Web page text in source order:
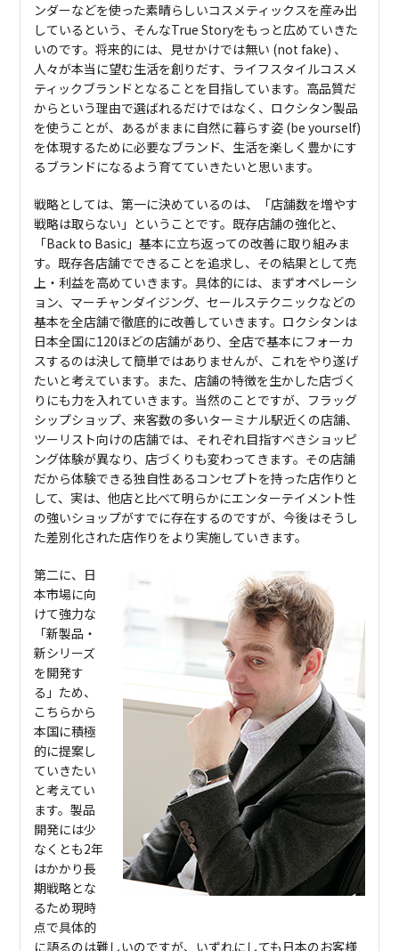
ンダーなどを使った素晴らしいコスメティックスを産み出
しているという、そんなTrue Storyをもっと広めていきた
いのです。将来的には、見せかけでは無い (not fake) 、
人々が本当に望む生活を創りだす、ライフスタイルコスメ
ティックブランドとなることを目指しています。高品質だ
からという理由で選ばれるだけではなく、ロクシタン製品
を使うことが、あるがままに自然に暮らす姿 (be yourself)
を体現するために必要なブランド、生活を楽しく豊かにす
るブランドになるよう育てていきたいと思います。
戦略としては、第一に決めているのは、「店舗数を増やす
戦略は取らない」ということです。既存店舗の強化と、
「Back to Basic」基本に立ち返っての改善に取り組みま
す。既存各店舗でできることを追求し、その結果として売
上・利益を高めていきます。具体的には、まずオペレーシ
ョン、マーチャンダイジング、セールステクニックなどの
基本を全店舗で徹底的に改善していきます。ロクシタンは
日本全国に120ほどの店舗があり、全店で基本にフォーカ
スするのは決して簡単ではありませんが、これをやり遂げ
たいと考えています。また、店舗の特徴を生かした店づく
りにも力を入れていきます。当然のことですが、フラッグ
シップショップ、来客数の多いターミナル駅近くの店舗、
ツーリスト向けの店舗では、それぞれ目指すべきショッピ
ング体験が異なり、店づくりも変わってきます。その店舗
だから体験できる独自性あるコンセプトを持った店作りと
して、実は、他店と比べて明らかにエンターテイメント性
の強いショップがすでに存在するのですが、今後はそうし
た差別化された店作りをより実施していきます。
第二に、日
本市場に向
けて強力な
「新製品・
新シリーズ
を開発す
る」ため、
こちらから
本国に積極
的に提案し
ていきたい
と考えてい
ます。製品
開発には少
なくとも2年
はかかり長
期戦略とな
るため現時
点で具体的
に語るのは難しいのですが、いずれにしても日本のお客様